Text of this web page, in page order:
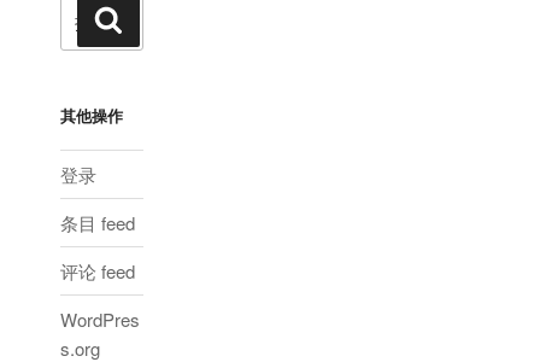
索：
其他操作
登录
条目 feed
评论 feed
WordPres
s.org